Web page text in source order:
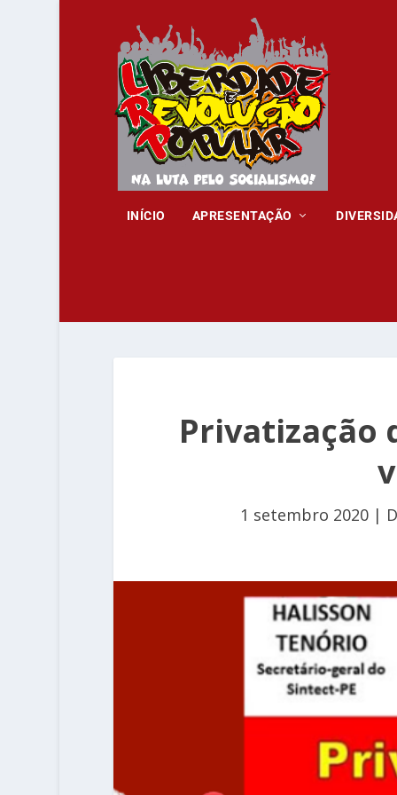
INÍCIO APRESENTAÇÃO
Privatização
1 setembro 2020|